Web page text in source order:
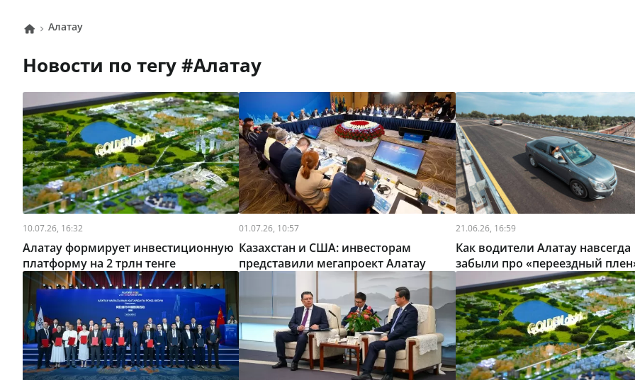
Алатау
Новости по тегу # Алатау
10.07.26, 16:32
Алатау формирует инвестиционную
платформу на 2 трлн тенге
01.07.26, 10:57
Казахстан и США: инвесторам
представили мегапроект Алатау
21.06.26, 16:59
Как водители Алатау навсегда
забыли про «переездный